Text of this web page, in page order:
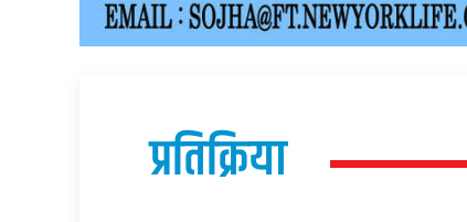
प्रतिक्रिया